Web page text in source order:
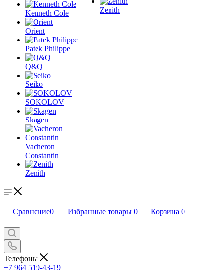
Kenneth Cole
Orient
Patek Philippe
Q&Q
Seiko
SOKOLOV
Skagen
Vacheron
Constantin
Zenith
Zenith
Сравнение0 Избранные товары 0 Корзина 0
Телефоны
+7 964 519-43-19